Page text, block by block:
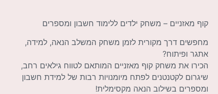
קוף מאזניים – משחק ילדים ללימוד חשבון ומספרים
מחפשים דרך מקורית לזמן משחק המשלב הנאה, למידה,
אתגר ופיתוח?
הכירו את משחק קוף מאזניים המותאם לטווח גילאים רחב,
שיגרום לקטנטנים לפתח מיומנויות רבות של למידת חשבון
ומספרים בשילוב הנאה מקסימלית!